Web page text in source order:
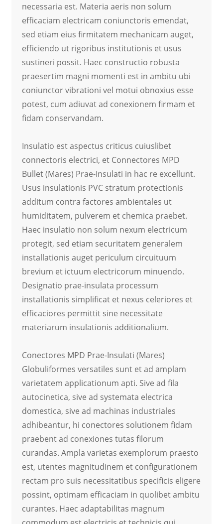
necessaria est. Materia aeris non solum
efficaciam electricam coniunctoris emendat,
sed etiam eius firmitatem mechanicam auget,
efficiendo ut rigoribus institutionis et usus
sustineri possit. Haec constructio robusta
praesertim magni momenti est in ambitu ubi
coniunctor vibrationi vel motui obnoxius esse
potest, cum adiuvat ad conexionem firmam et
fidam conservandam.
Insulatio est aspectus criticus cuiuslibet
connectoris electrici, et Connectores MPD
Bullet (Mares) Prae-Insulati in hac re excellunt.
Usus insulationis PVC stratum protectionis
additum contra factores ambientales ut
humiditatem, pulverem et chemica praebet.
Haec insulatio non solum nexum electricum
protegit, sed etiam securitatem generalem
installationis auget periculum circuituum
brevium et ictuum electricorum minuendo.
Designatio prae-insulata processum
installationis simplificat et nexus celeriores et
efficaciores permittit sine necessitate
materiarum insulationis additionalium.
Conectores MPD Prae-Insulati (Mares)
Globuliformes versatiles sunt et ad amplam
varietatem applicationum apti. Sive ad fila
autocinetica, sive ad systemata electrica
domestica, sive ad machinas industriales
adhibeantur, hi conectores solutionem fidam
praebent ad conexiones tutas filorum
curandas. Ampla varietas exemplorum praesto
est, utentes magnitudinem et configurationem
rectam pro suis necessitatibus specificis eligere
possint, optimam efficaciam in quolibet ambitu
curantes. Haec adaptabilitas magnum